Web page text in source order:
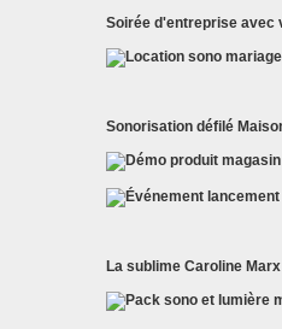
Soirée d'entreprise avec
Sonorisation défilé
La sublime Caroline